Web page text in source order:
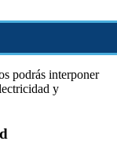
podrás interponer
y